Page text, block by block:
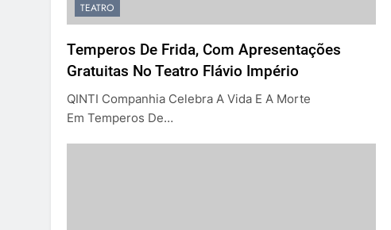
TEATRO
Temperos De Frida, Com Apresentações
Gratuitas No Teatro Flávio Império
QINTI Companhia Celebra A Vida E A Morte
Em Temperos De…